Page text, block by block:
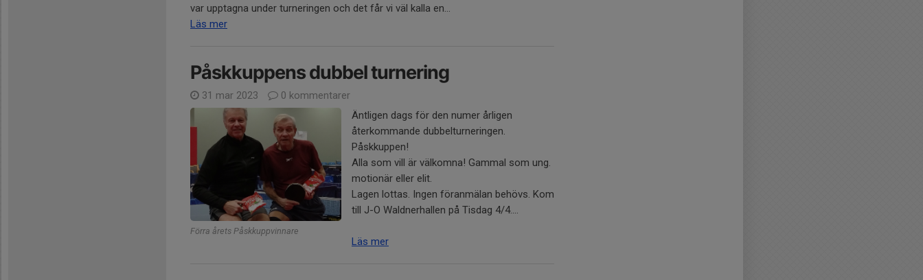
var upptagna under turneringen och det får vi väl kalla en...
Läs mer
Påskkuppens dubbel turnering
31 mar 2023 0 kommentarer
Förra årets Påskkuppvinnare
Äntligen dags för den numer årligen
återkommande dubbelturneringen.
Påskkuppen!
Alla som vill är välkomna! Gammal som ung.
motionär eller elit.
Lagen lottas. Ingen föranmälan behövs. Kom
till J-O Waldnerhallen på Tisdag 4/4....
Läs mer